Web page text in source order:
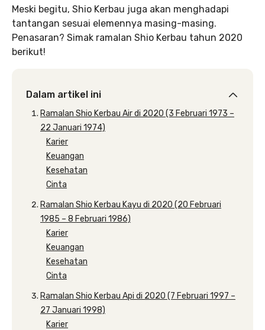
Meski begitu, Shio Kerbau juga akan menghadapi
tantangan sesuai elemennya masing-masing.
Penasaran? Simak ramalan Shio Kerbau tahun 2020
berikut!
Dalam artikel ini
Ramalan Shio Kerbau Air di 2020 (3 Februari 1973 –
22 Januari 1974)
Karier
Keuangan
Kesehatan
Cinta
Ramalan Shio Kerbau Kayu di 2020 (20 Februari
1985 – 8 Februari 1986)
Karier
Keuangan
Kesehatan
Cinta
Ramalan Shio Kerbau Api di 2020 (7 Februari 1997 –
27 Januari 1998)
Karier